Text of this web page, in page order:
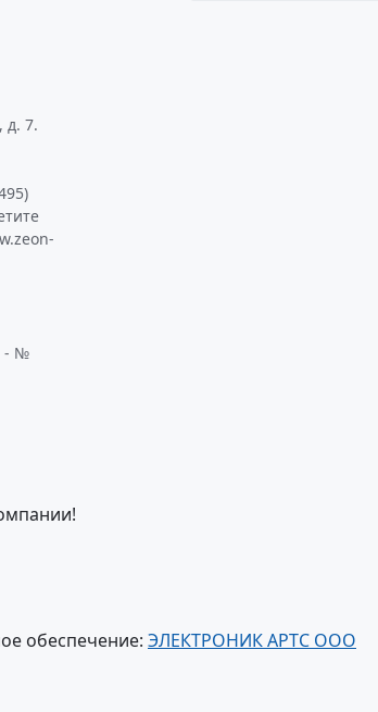
д. 7.
- №
обеспечение: ЭЛЕКТРОНИК АРТС ООО